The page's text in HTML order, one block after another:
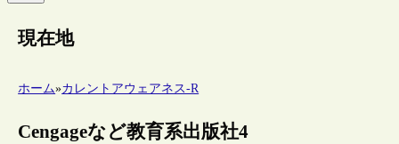
現在地
ホーム»カレントアウェアネス-R
Cengageなど教育系出版社4